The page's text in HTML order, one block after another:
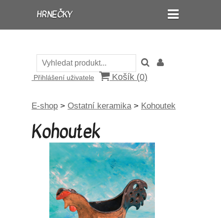
HRNEČKY
Přihlášení uživatele Košík (0)
E-shop > Ostatní keramika > Kohoutek
Kohoutek